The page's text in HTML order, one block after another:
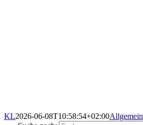
KL2026-06-08T10:58:54+02:00Allgemein